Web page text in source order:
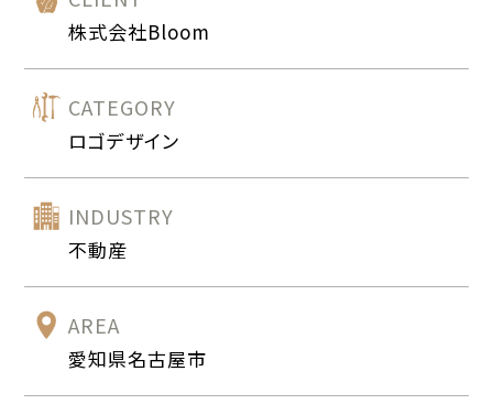
株式会社Bloom
CATEGORY
ロゴデザイン
INDUSTRY
不動産
AREA
愛知県名古屋市